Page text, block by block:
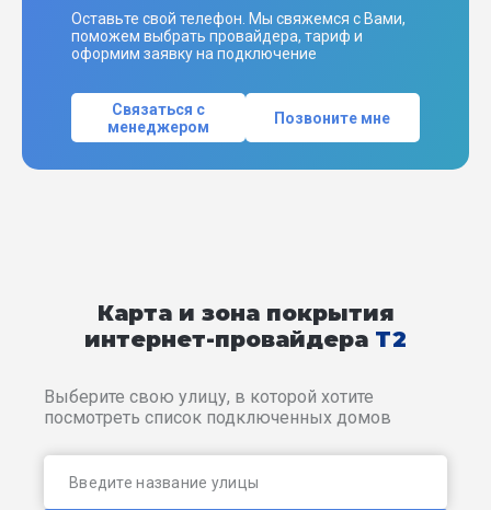
Оставьте свой телефон. Мы свяжемся с Вами,
поможем выбрать провайдера, тариф и
оформим заявку на подключение
Связаться с
менеджером
Позвоните мне
Карта и зона покрытия
интернет-провайдера T2
Выберите свою улицу, в которой хотите
посмотреть список подключенных домов